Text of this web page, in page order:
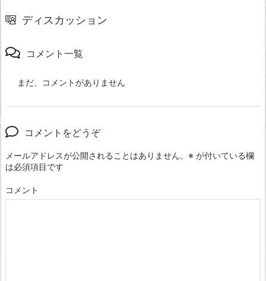
ディスカッション
コメント一覧
まだ、コメントがありません
コメントをどうぞ
メールアドレスが公開されることはありません。 ※ が付いている欄
は必須項目です
コメント